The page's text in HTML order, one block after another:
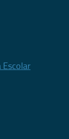
Escolar